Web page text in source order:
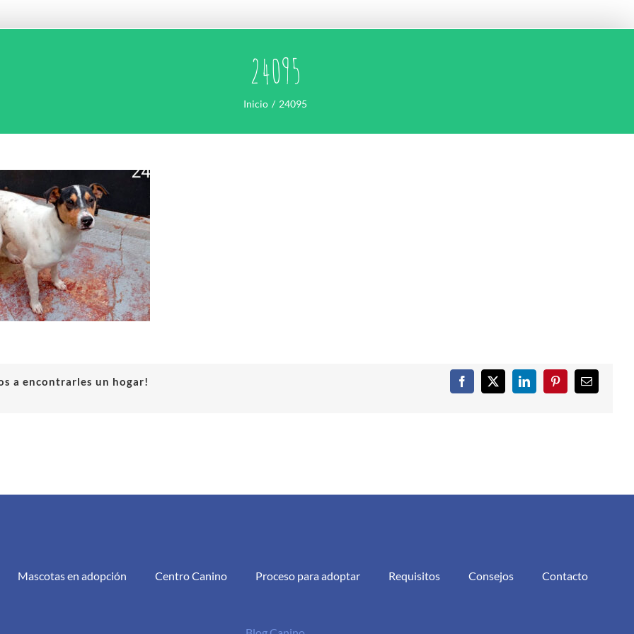
24095
Inicio 24095
a encontrarles un hogar! Facebook
X LinkedInPinterestCorreo
electrónico
Mascotas en adopción Centro Canino Proceso para adoptar Requisitos Consejos Contacto